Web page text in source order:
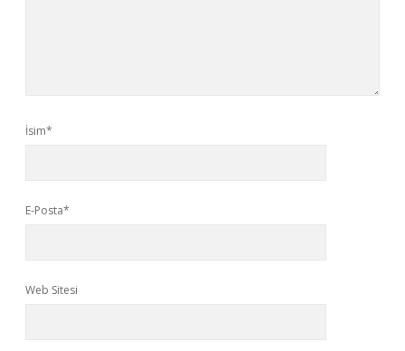
İsim*
E-Posta*
Web Sitesi